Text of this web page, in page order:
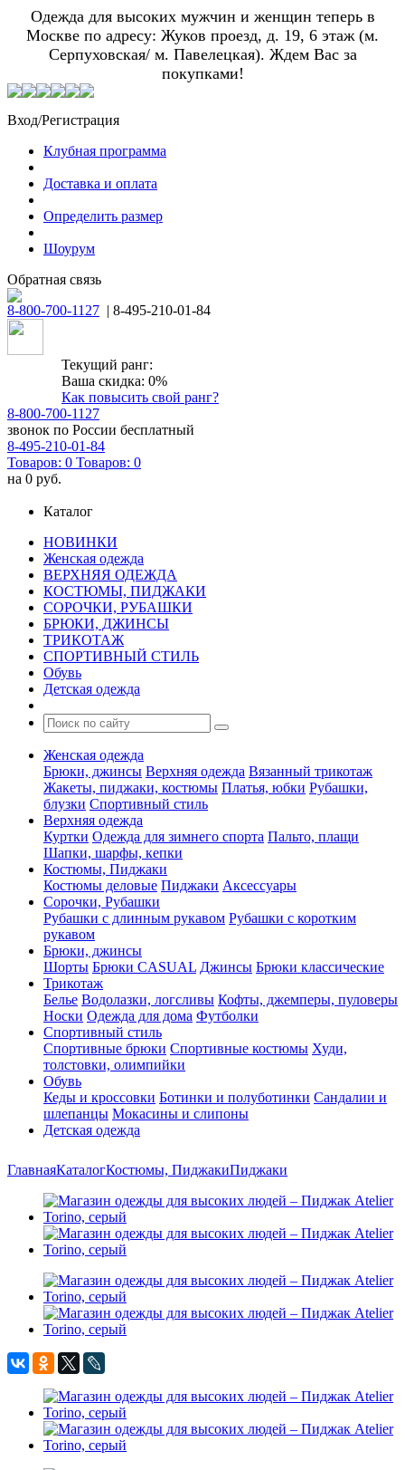
Одежда для высоких мужчин и женщин теперь в
Москве по адресу: Жуков проезд, д. 19, 6 этаж (м.
Серпуховская/ м. Павелецкая). Ждем Вас за
покупками!
Вход/Регистрация
Клубная программа
Доставка и оплата
Определить размер
Шоурум
Обратная связь
8-800-700-1127 | 8-495-210-01-84
Текущий ранг:
Ваша скидка: 0%
Как повысить свой ранг?
8-800-700-1127
звонок по России бесплатный
8-495-210-01-84
Товаров: 0 Товаров: 0
на 0 руб.
Каталог
НОВИНКИ
Женская одежда
ВЕРХНЯЯ ОДЕЖДА
КОСТЮМЫ, ПИДЖАКИ
СОРОЧКИ, РУБАШКИ
БРЮКИ, ДЖИНСЫ
ТРИКОТАЖ
СПОРТИВНЫЙ СТИЛЬ
Обувь
Детская одежда
Женская одежда
Брюки, джинсы Верхняя одежда Вязанный трикотаж
Жакеты, пиджаки, костюмы Платья, юбки Рубашки,
блузки Спортивный стиль
Верхняя одежда
Куртки Одежда для зимнего спорта Пальто, плащи
Шапки, шарфы, кепки
Костюмы, Пиджаки
Костюмы деловые Пиджаки Аксессуары
Сорочки, Рубашки
Рубашки с длинным рукавом Рубашки с коротким
рукавом
Брюки, джинсы
Шорты Брюки CASUAL Джинсы Брюки классические
Трикотаж
Белье Водолазки, логсливы Кофты, джемперы, пуловеры
Носки Одежда для дома Футболки
Спортивный стиль
Спортивные брюки Спортивные костюмы Худи,
толстовки, олимпийки
Обувь
Кеды и кроссовки Ботинки и полуботинки Сандалии и
шлепанцы Мокасины и слипоны
Детская одежда
ГлавнаяКаталогКостюмы, ПиджакиПиджаки